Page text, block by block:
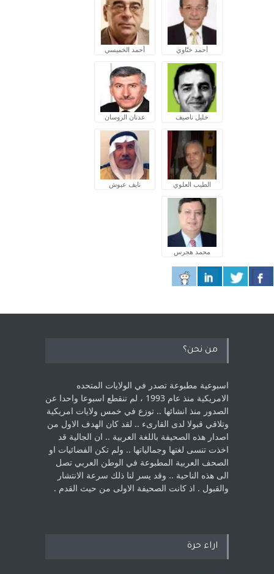
أحمد ختّاوي أحمد الخميسي
خليل ناصيف عدنان الروسان
الطيب العلوي نايف عبوش
محمد هجرس
من نحن؟
اسبوعية مطبوعة تصدر في الولايات المتحده
الامريكية منذ عام 1993 ، لم ‏تنقطع اسبوعا واحدا عن
الصدور منذ انشائها .. توزع في خمس ولايات امريكية
‏وتلاقي قبولا لدى القارىء ..‏ لقد كان الهدف الاول من
اصدار هذه الصحيفة باللغة العربية .. ان الجالية قد
اخذت ‏تنسى لغتها وجمالياتها .. ولم تكن الفضائيات او
الصحف العربية المطبوعة في الوطن ‏العربي تصل
الى هذه الناحية .. وقد يسر لنا ذلك سرعة الانتشار
والقبول . اذ كانت ‏الصحيفة الاولى من حيث القدم . ‏
اراء حرة